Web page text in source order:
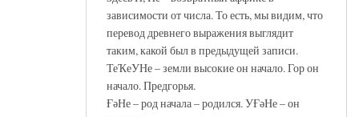
зависимости от числа. То есть, мы видим, что
перевод древнего выражения выглядит
таким, какой был в предыдущей записи.
ТеҠеУНе – земли высокие он начало. Гор он
начало. Предгорья.
ҒәНе – род начала – родился. УҒәНе – он